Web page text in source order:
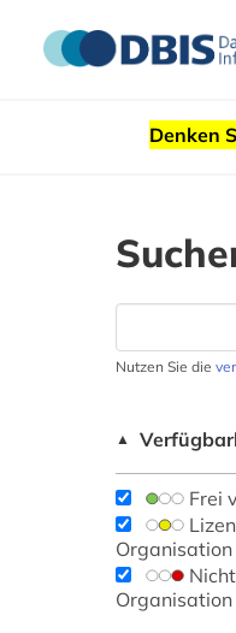
Denken
Nutzen Sie die
▲
Frei
Organisation